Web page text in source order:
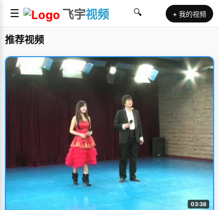
☰ 飞宇视频 🔍 + 我的视频
推荐视频
03:38